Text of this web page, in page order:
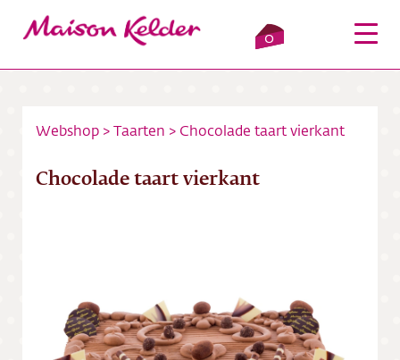
0
Inloggen
Over ons
Bezorging
Webshop >Taarten > Chocolade taart vierkant
Chocolade taart vierkant